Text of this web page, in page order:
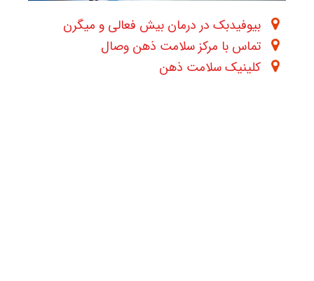
بیوفیدبک در درمان بیش فعالی و میگرن
تماس با مرکز سلامت ذهن وصال
کلینیک سلامت ذهن